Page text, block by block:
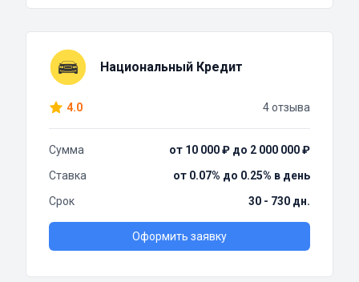
Национальный Кредит
4.0 4 отзыва
Сумма
от 10 000 ₽ до 2 000 000 ₽
Ставка
от 0.07% до 0.25% в день
Срок
30 - 730 дн.
Оформить заявку